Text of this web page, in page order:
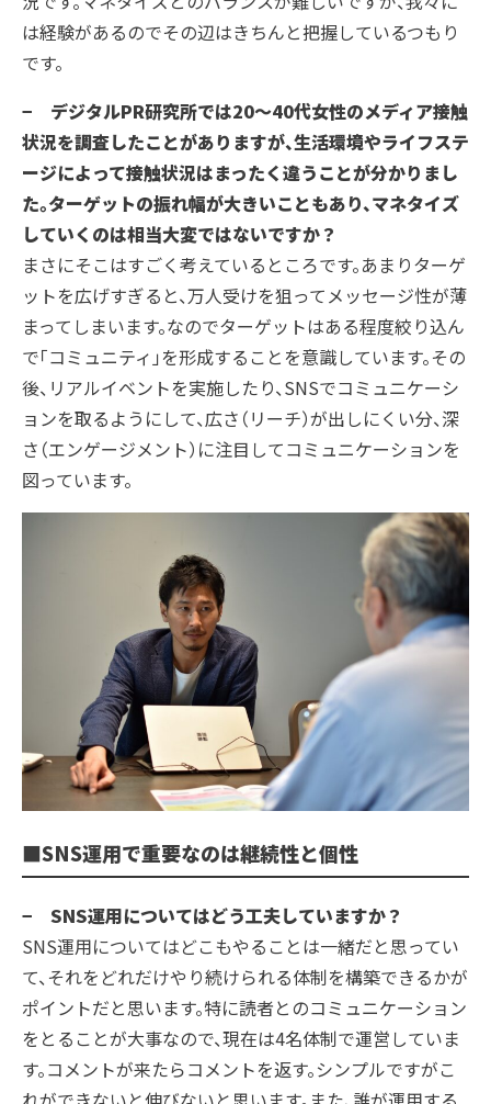
は経験があるのでその辺はきちんと把握しているつもり
です。
− デジタルPR研究所では20～40代女性のメディア接触
状況を調査したことがありますが、生活環境やライフステ
ージによって接触状況はまったく違うことが分かりまし
た。ターゲットの振れ幅が大きいこともあり、マネタイズ
していくのは相当大変ではないですか？
まさにそこはすごく考えているところです。あまりターゲ
ットを広げすぎると、万人受けを狙ってメッセージ性が薄
まってしまいます。なのでターゲットはある程度絞り込ん
で「コミュニティ」を形成することを意識しています。その
後、リアルイベントを実施したり、SNSでコミュニケーシ
ョンを取るようにして、広さ（リーチ）が出しにくい分、深
さ（エンゲージメント）に注目してコミュニケーションを
図っています。
■SNS運用で重要なのは継続性と個性
− SNS運用についてはどう工夫していますか？
SNS運用についてはどこもやることは一緒だと思ってい
て、それをどれだけやり続けられる体制を構築できるかが
ポイントだと思います。特に読者とのコミュニケーション
をとることが大事なので、現在は4名体制で運営していま
す。コメントが来たらコメントを返す。シンプルですがこ